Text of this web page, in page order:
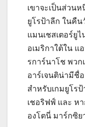
เขาจะเป็นส่วน
ยูโรป้าลีก ในคื
แมนเชสเตอร์ยู
อเมริกาใต้ใน แ
รการ์นาโช พว
อาร์เจนติน่ามีชื่
สำหรับเกมยูโร
เชอริฟฟ์ และ ห
องโตนี่ มาร์กซิย